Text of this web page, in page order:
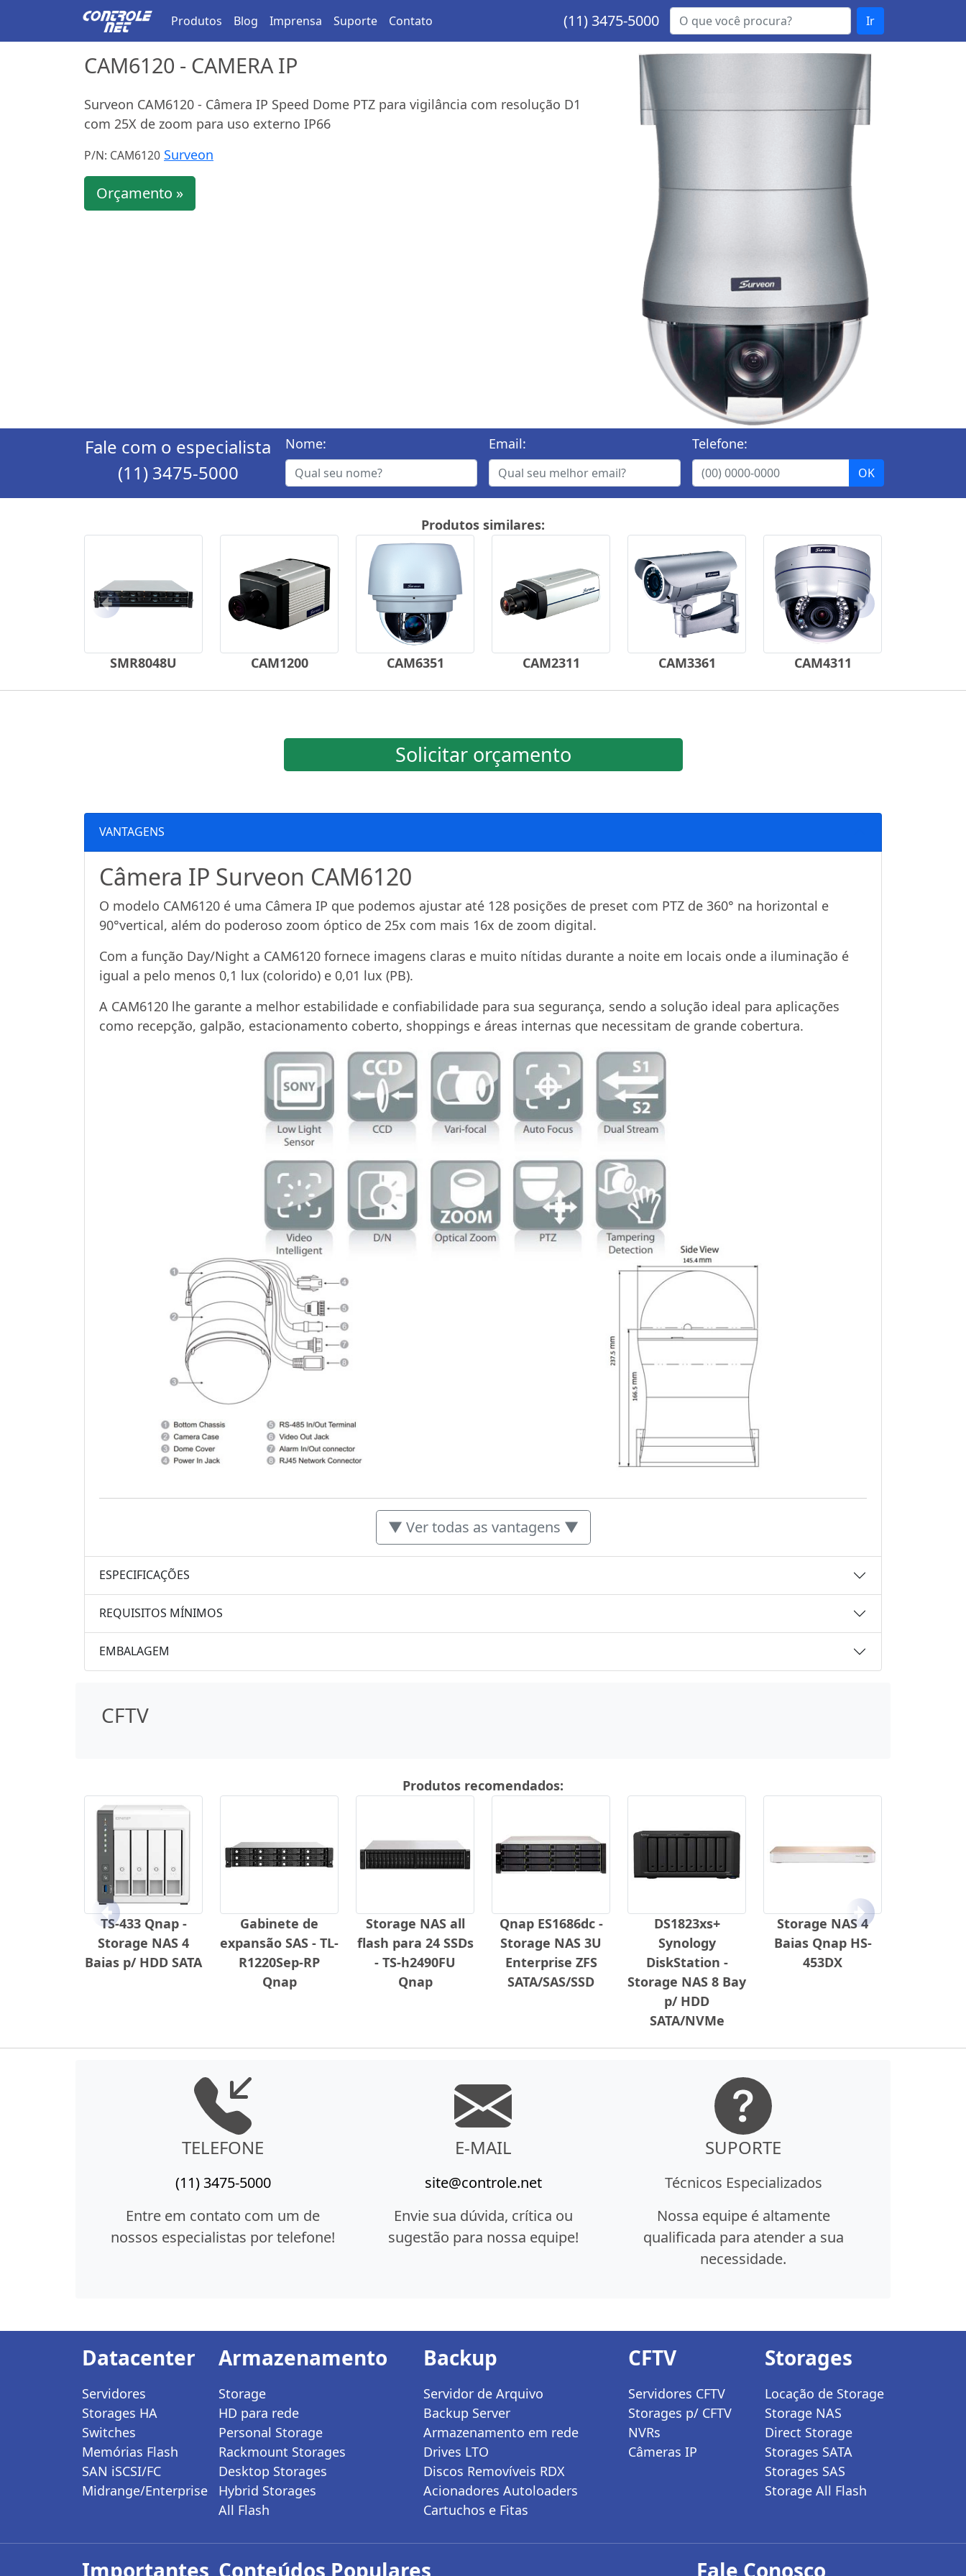
Produtos Blog Imprensa Suporte Contato (11) 3475-5000 Ir
CAM6120 - CAMERA IP
Surveon CAM6120 - Câmera IP Speed Dome PTZ para vigilância com resolução D1
com 25X de zoom para uso externo IP66
P/N: CAM6120 Surveon
Orçamento »
Fale com o especialista
(11) 3475-5000
Nome: Email: Telefone:
Produtos similares:
SMR8048U CAM1200 CAM6351 CAM2311 CAM3361 CAM4311
Anterior Próximo
Solicitar orçamento
VANTAGENS
Câmera IP Surveon CAM6120
O modelo CAM6120 é uma Câmera IP que podemos ajustar até 128 posições de preset com PTZ de 360° na horizontal e
90°vertical, além do poderoso zoom óptico de 25x com mais 16x de zoom digital.
Com a função Day/Night a CAM6120 fornece imagens claras e muito nítidas durante a noite em locais onde a iluminação é
igual a pelo menos 0,1 lux (colorido) e 0,01 lux (PB).
A CAM6120 lhe garante a melhor estabilidade e confiabilidade para sua segurança, sendo a solução ideal para aplicações
como recepção, galpão, estacionamento coberto, shoppings e áreas internas que necessitam de grande cobertura.
▼ Ver todas as vantagens ▼
ESPECIFICAÇÕES
REQUISITOS MÍNIMOS
EMBALAGEM
CFTV
Produtos recomendados:
TS-433 Qnap -
Storage NAS 4
Baias p/ HDD SATA
Gabinete de
expansão SAS - TL-
R1220Sep-RP
Qnap
Storage NAS all
flash para 24 SSDs
- TS-h2490FU
Qnap
Qnap ES1686dc -
Storage NAS 3U
Enterprise ZFS
SATA/SAS/SSD
DS1823xs+
Synology
DiskStation -
Storage NAS 8 Bay
p/ HDD
SATA/NVMe
Storage NAS 4
Baias Qnap HS-
453DX
Anterior Próximo
TELEFONE
(11) 3475-5000
Entre em contato com um de
nossos especialistas por telefone!
E-MAIL
site@controle.net
Envie sua dúvida, crítica ou
sugestão para nossa equipe!
SUPORTE
Técnicos Especializados
Nossa equipe é altamente
qualificada para atender a sua
necessidade.
Datacenter
Servidores
Storages HA
Switches
Memórias Flash
SAN iSCSI/FC
Midrange/Enterprise
Armazenamento
Storage
HD para rede
Personal Storage
Rackmount Storages
Desktop Storages
Hybrid Storages
All Flash
Backup
Servidor de Arquivo
Backup Server
Armazenamento em rede
Drives LTO
Discos Removíveis RDX
Acionadores Autoloaders
Cartuchos e Fitas
CFTV
Servidores CFTV
Storages p/ CFTV
NVRs
Câmeras IP
Storages
Locação de Storage
Storage NAS
Direct Storage
Storages SATA
Storages SAS
Storage All Flash
Importantes Conteúdos Populares Fale Conosco